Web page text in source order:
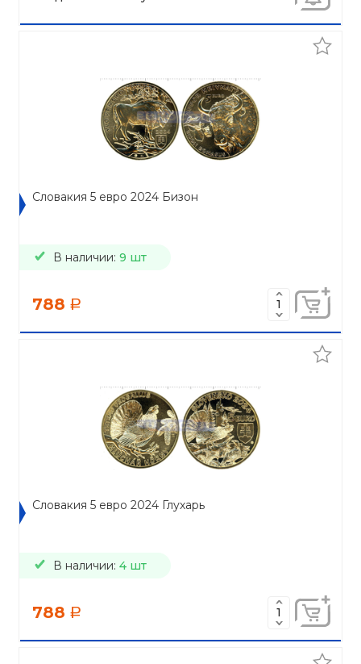
Словакия 5 евро 2024 Бизон
В наличии: 9 шт
788 a
Словакия 5 евро 2024 Глухарь
В наличии: 4 шт
788 a